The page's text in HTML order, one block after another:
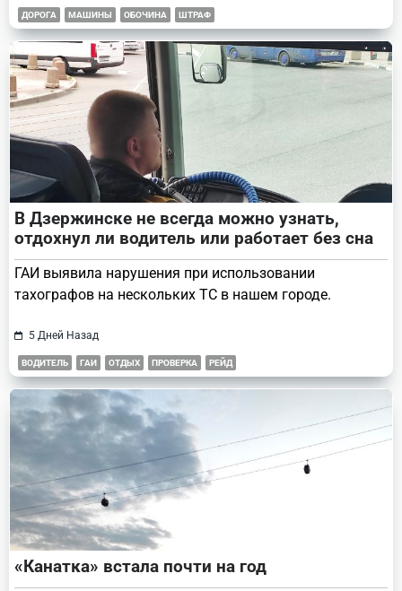
ДОРОГА МАШИНЫ ОБОЧИНА ШТРАФ
В Дзержинске не всегда можно узнать,
отдохнул ли водитель или работает без сна
ГАИ выявила нарушения при использовании
тахографов на нескольких ТС в нашем городе.
5 Дней Назад
ВОДИТЕЛЬ ГАИ ОТДЫХ ПРОВЕРКА РЕЙД
«Канатка» встала почти на год